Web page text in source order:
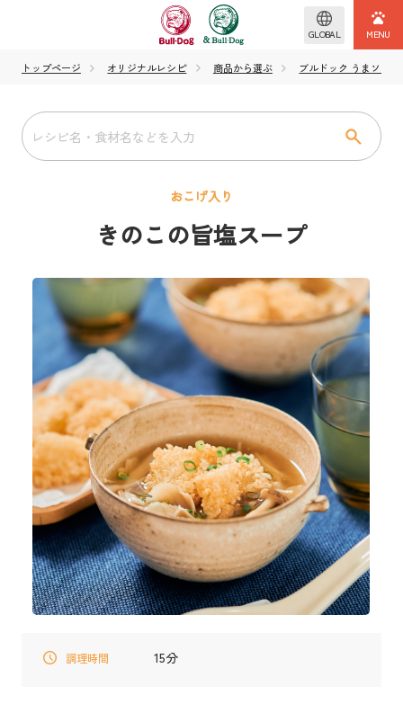
GLOBAL
トップページ オリジナルレシピ 商品から選ぶ ブルドック うまソー
おこげ入り
きのこの旨塩スープ
調理時間 15分